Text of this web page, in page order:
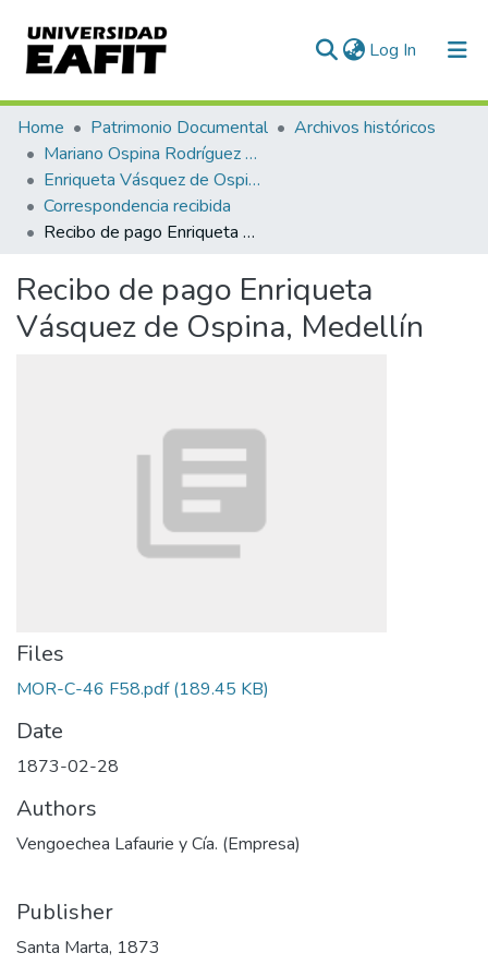
Log In (current)
Communities & Collections
All of DSpace
Statistics
Home Patrimonio Documental
Archivos históricos
Mariano Ospina Rodríguez (1826 -1912)
Enriqueta Vásquez de Ospina
Correspondencia recibida
Recibo de pago Enriqueta Vásquez de Ospina, Medellín
Recibo de pago Enriqueta
Vásquez de Ospina, Medellín
Files
MOR-C-46 F58.pdf(189.45 KB)
Date
1873-02-28
Authors
Vengoechea Lafaurie y Cía. (Empresa)
Publisher
Santa Marta, 1873